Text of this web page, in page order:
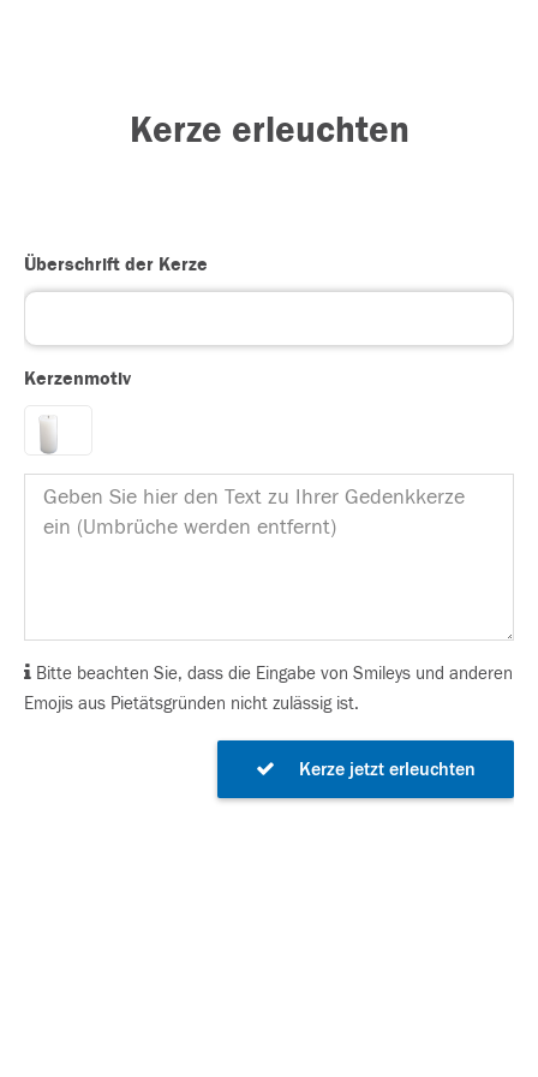
Kerze erleuchten
Überschrift der Kerze
Kerzenmotiv
Bitte beachten Sie, dass die Eingabe von Smileys und anderen
Emojis aus Pietätsgründen nicht zulässig ist.
Kerze jetzt erleuchten